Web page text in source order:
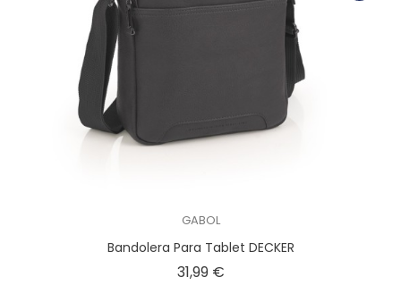
GABOL
Bandolera Para Tablet DECKER
31,99 €Precio